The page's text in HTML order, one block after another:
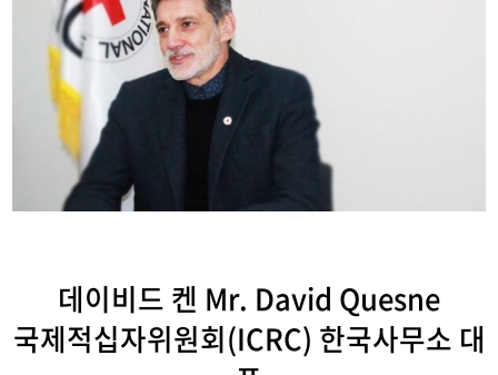
데이비드 켄 Mr. David Quesne
국제적십자위원회(ICRC) 한국사무소 대